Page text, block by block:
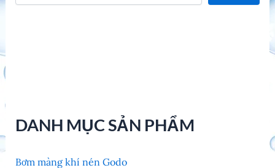
DANH MỤC SẢN PHẨM
Bơm màng khí nén Godo